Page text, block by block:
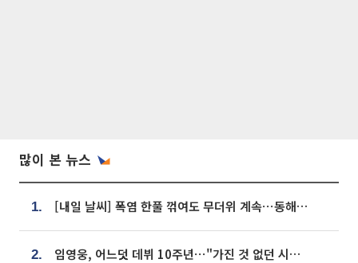
많이 본 뉴스
1. [내일 날씨] 폭염 한풀 꺾여도 무더위 계속⋯동해안 이틀 연속 비
2. 임영웅, 어느덧 데뷔 10주년⋯"가진 것 없던 시절, 내 앞엔 20명의 팬뿐"